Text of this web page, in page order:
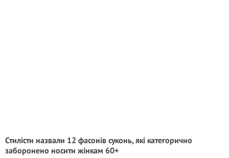
Стилісти назвали 12 фасонів суконь, які категорично
заборонено носити жінкам 60+